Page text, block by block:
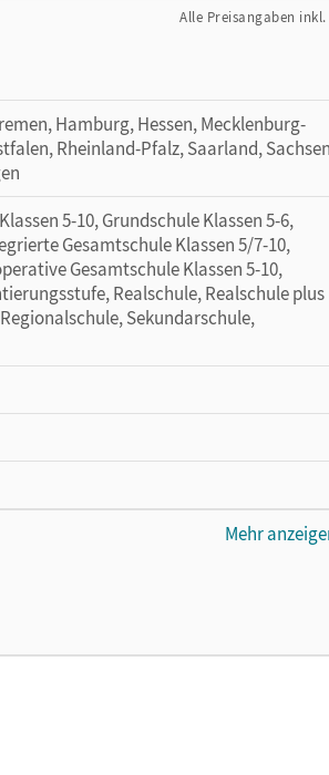
Alle Preisangaben inkl.
Hamburg, Hessen, Mecklenburg-
Rheinland-Pfalz, Saarland,
5-10, Grundschule Klassen 5-6,
Gesamtschule Klassen 5/7-10,
Gesamtschule Klassen 5-10,
Realschule, Realschule plus
Sekundarschule,
Mehr